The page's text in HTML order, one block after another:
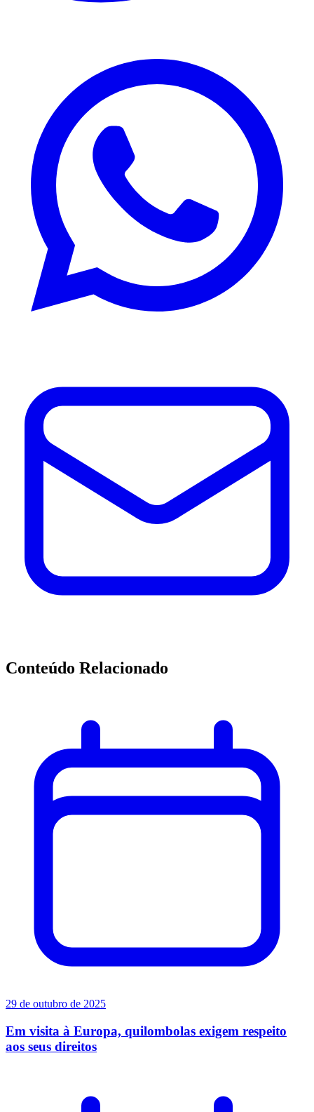
Conteúdo Relacionado
29 de outubro de 2025
Em visita à Europa, quilombolas exigem respeito
aos seus direitos